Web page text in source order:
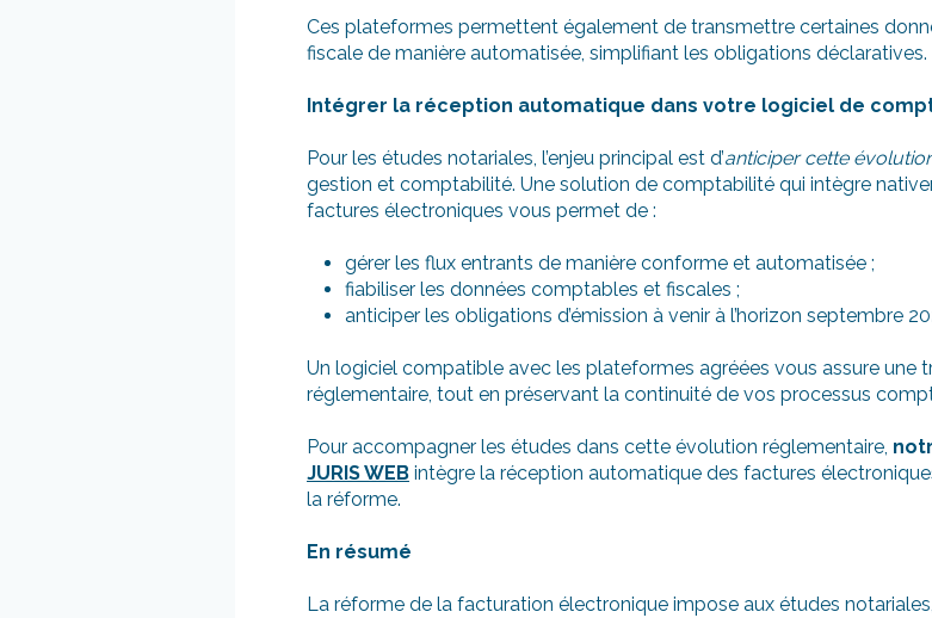
Ces plateformes permettent également de transmettre certaines
fiscale de manière automatisée, simplifiant les obligations déclaratives.
Intégrer la réception automatique dans votre logiciel de
Pour les études notariales, l’enjeu principal est d’anticiper cette
gestion et comptabilité. Une solution de comptabilité qui intègre
factures électroniques vous permet de :
gérer les flux entrants de manière conforme et automatisée ;
fiabiliser les données comptables et fiscales ;
anticiper les obligations d’émission à venir à l’horizon septembre
Un logiciel compatible avec les plateformes agréées vous assure une
réglementaire, tout en préservant la continuité de vos processus
Pour accompagner les études dans cette évolution réglementaire,
JURIS WEB intègre la réception automatique des factures
la réforme.
En résumé
La réforme de la facturation électronique impose aux études notariales,